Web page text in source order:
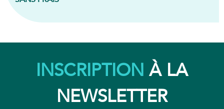
INSCRIPTION À LA
NEWSLETTER